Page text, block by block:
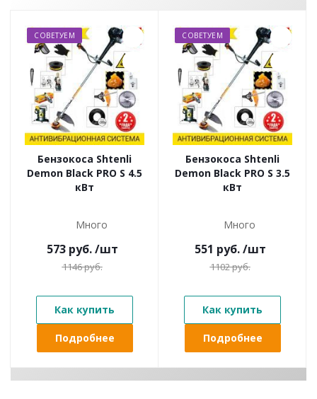
СОВЕТУЕМ
Бензокоса Shtenli
Demon Black PRO S 4.5
кВт
Много
573руб. /шт
1146руб.
Как купить
Подробнее
СОВЕТУЕМ
Бензокоса Shtenli
Demon Black PRO S 3.5
кВт
Много
551 руб. /шт
1102руб.
Как купить
Подробнее